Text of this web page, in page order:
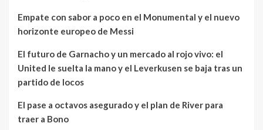
Empate con sabor a poco en el Monumental y el nuevo
horizonte europeo de Messi
El futuro de Garnacho y un mercado al rojo vivo: el
United le suelta la mano y el Leverkusen se baja tras un
partido de locos
El pase a octavos asegurado y el plan de River para
traer a Bono